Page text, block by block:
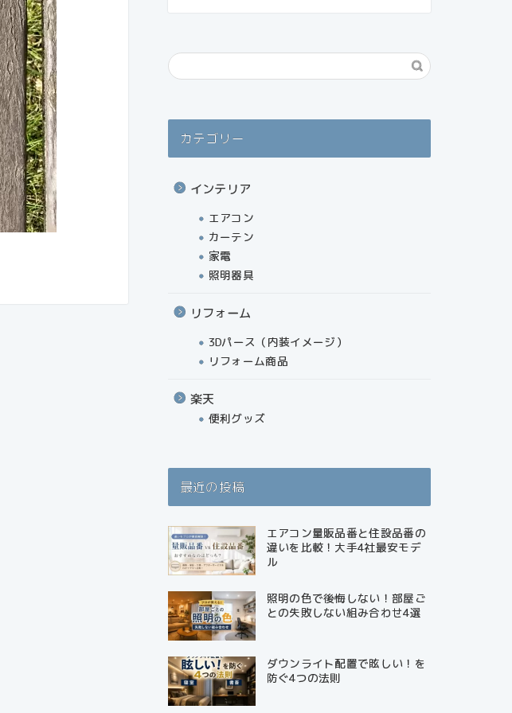
カテゴリー
インテリア
エアコン
カーテン
家電
照明器具
リフォーム
3Dパース（内装イメージ）
リフォーム商品
楽天
便利グッズ
最近の投稿
エアコン量販品番と住設品番の
違いを比較！大手4社最安モデ
ル
照明の色で後悔しない！部屋ご
との失敗しない組み合わせ4選
ダウンライト配置で眩しい！を
防ぐ4つの法則